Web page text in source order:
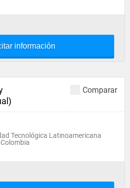
información
Comparar
Tecnológica Latinoamericana